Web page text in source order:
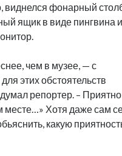
виднелся фонарный
ящик в виде пингвина и
чем в музее, — с
этих обстоятельств
репортер. – Приятно
месте…» Хотя даже сам
какую